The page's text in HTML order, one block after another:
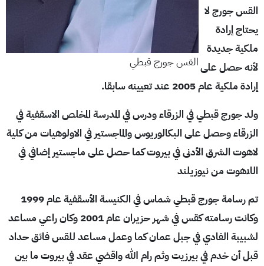
القس جورج قبطي
القس جورج لا
يحتاج إرادة
ملكية جديدة
لأنه حصل على
إرادة ملكية عام 2005 عند تعيينه سابقا.
ولد جورج قبطي في الزرقاء ودرس في المدرسة المخلص الاسقفية في
الزرقاء وحصل على البكالوريوس والماجستير في الاولوهيات من كلية
لاهوت الشرق الأدنى في بيروت كما حصل على ماجستير إضافي في
اللاهوت من نيوزيلند
تم رسامة جورج قبطي شماس في الكنيسة الأسقفية عام 1999
وكانت رسامته كقس في شهر حزيران عام 2001 وكان راعي مساعد
لشبيبة الفادي في جبل عمان كما وعمل مساعد للقس فائق حداد
قبل أن خدم في بيرزيت وثم رام الله واقضي عقد في بيروت ما بين